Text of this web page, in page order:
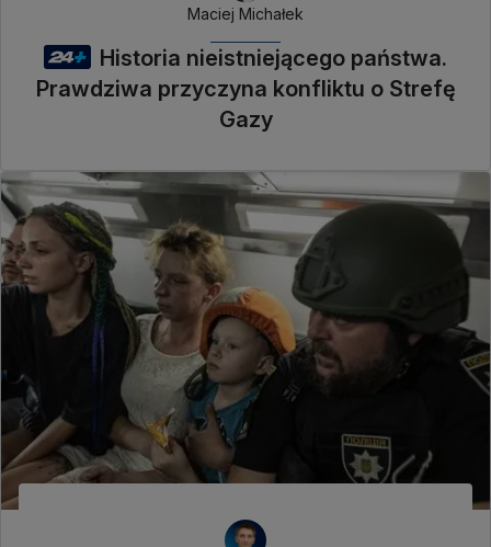
Maciej Michałek
Historia nieistniejącego państwa.
Prawdziwa przyczyna konfliktu o Strefę
Gazy